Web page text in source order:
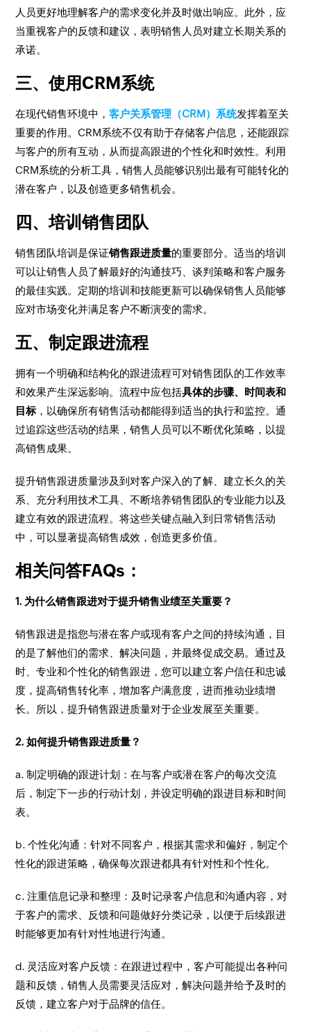
人员更好地理解客户的需求变化并及时做出响应。此外，应
当重视客户的反馈和建议，表明销售人员对建立长期关系的
承诺。
三、使用CRM系统
在现代销售环境中，客户关系管理（CRM）系统发挥着至关
重要的作用。CRM系统不仅有助于存储客户信息，还能跟踪
与客户的所有互动，从而提高跟进的个性化和时效性。利用
CRM系统的分析工具，销售人员能够识别出最有可能转化的
潜在客户，以及创造更多销售机会。
四、培训销售团队
销售团队培训是保证销售跟进质量的重要部分。适当的培训
可以让销售人员了解最好的沟通技巧、谈判策略和客户服务
的最佳实践。定期的培训和技能更新可以确保销售人员能够
应对市场变化并满足客户不断演变的需求。
五、制定跟进流程
拥有一个明确和结构化的跟进流程可对销售团队的工作效率
和效果产生深远影响。流程中应包括具体的步骤、时间表和
目标，以确保所有销售活动都能得到适当的执行和监控。通
过追踪这些活动的结果，销售人员可以不断优化策略，以提
高销售成果。
提升销售跟进质量涉及到对客户深入的了解、建立长久的关
系、充分利用技术工具、不断培养销售团队的专业能力以及
建立有效的跟进流程。将这些关键点融入到日常销售活动
中，可以显著提高销售成效，创造更多价值。
相关问答FAQs：
1. 为什么销售跟进对于提升销售业绩至关重要？
销售跟进是指您与潜在客户或现有客户之间的持续沟通，目
的是了解他们的需求、解决问题，并最终促成交易。通过及
时、专业和个性化的销售跟进，您可以建立客户信任和忠诚
度，提高销售转化率，增加客户满意度，进而推动业绩增
长。所以，提升销售跟进质量对于企业发展至关重要。
2. 如何提升销售跟进质量？
a. 制定明确的跟进计划：在与客户或潜在客户的每次交流
后，制定下一步的行动计划，并设定明确的跟进目标和时间
表。
b. 个性化沟通：针对不同客户，根据其需求和偏好，制定个
性化的跟进策略，确保每次跟进都具有针对性和个性化。
c. 注重信息记录和整理：及时记录客户信息和沟通内容，对
于客户的需求、反馈和问题做好分类记录，以便于后续跟进
时能够更加有针对性地进行沟通。
d. 灵活应对客户反馈：在跟进过程中，客户可能提出各种问
题和反馈，销售人员需要灵活应对，解决问题并给予及时的
反馈，建立客户对于品牌的信任。